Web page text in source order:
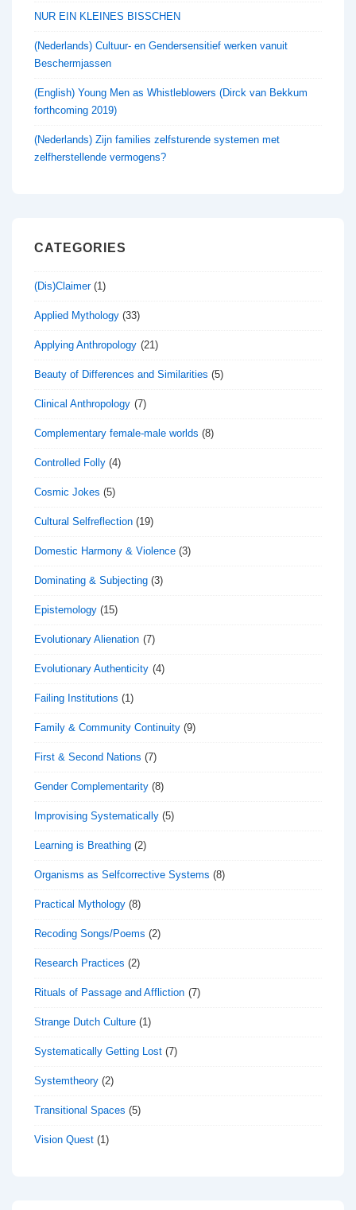
NUR EIN KLEINES BISSCHEN
(Nederlands) Cultuur- en Gendersensitief werken vanuit
Beschermjassen
(English) Young Men as Whistleblowers (Dirck van Bekkum
forthcoming 2019)
(Nederlands) Zijn families zelfsturende systemen met
zelfherstellende vermogens?
CATEGORIES
(Dis)Claimer(1)
Applied Mythology (33)
Applying Anthropology (21)
Beauty of Differences and Similarities (5)
Clinical Anthropology (7)
Complementary female-male worlds (8)
Controlled Folly (4)
Cosmic Jokes (5)
Cultural Selfreflection (19)
Domestic Harmony & Violence (3)
Dominating & Subjecting (3)
Epistemology (15)
Evolutionary Alienation (7)
Evolutionary Authenticity (4)
Failing Institutions (1)
Family & Community Continuity (9)
First & Second Nations (7)
Gender Complementarity (8)
Improvising Systematically (5)
Learning is Breathing (2)
Organisms as Selfcorrective Systems (8)
Practical Mythology (8)
Recoding Songs/Poems (2)
Research Practices (2)
Rituals of Passage and Affliction (7)
Strange Dutch Culture (1)
Systematically Getting Lost (7)
Systemtheory (2)
Transitional Spaces (5)
Vision Quest (1)